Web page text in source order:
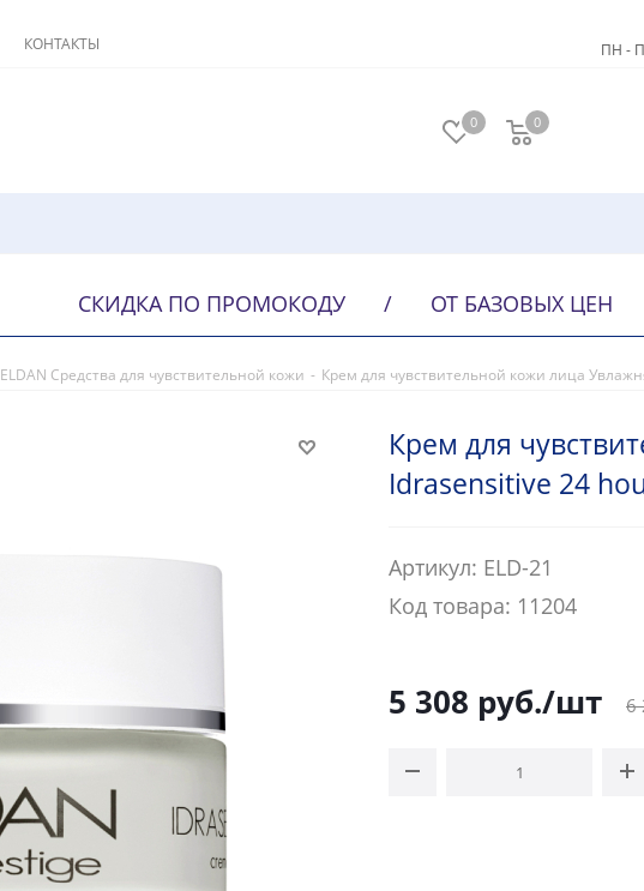
КОНТАКТЫ ПН -
0 0
СКИДКА ПО ПРОМОКОДУ / ОТ БАЗОВЫХ ЦЕН
ELDAN Средства для чувствительной кожи - Крем для чувствительной кожи лица
Крем для
Idrasensitive 24
Артикул: ELD-21
Код товара: 11204
5 308 руб./шт 6